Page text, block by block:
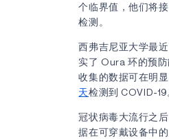
个临界值，他们将
检测。
西弗吉尼亚大学最
实了 Oura 环的预
收集的数据可在明
天检测到 COVID-19
冠状病毒大流行之
据在可穿戴设备中